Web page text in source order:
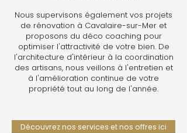
Nous supervisons également vos projets
de rénovation à Cavalaire-sur-Mer et
proposons du déco coaching pour
optimiser l'attractivité de votre bien. De
l'architecture d'intérieur à la coordination
des artisans, nous veillons à l'entretien et
à l'amélioration continue de votre
propriété tout au long de l'année.
Découvrez nos services et nos offres ici